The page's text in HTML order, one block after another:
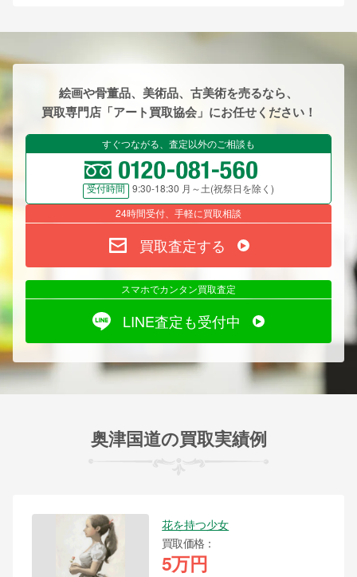
絵画や骨董品、美術品、古美術を売るなら、
買取専門店「アート買取協会」にお任せください！
すぐつながる、査定以外のご相談も
受付時間
9:30-18:30 月～土(祝祭日を除く)
24時間受付、手軽に買取相談
買取査定する
スマホでカンタン買取査定
LINE査定も受付中
奥津国道の買取実績例
花を持つ少女
買取価格
5万円